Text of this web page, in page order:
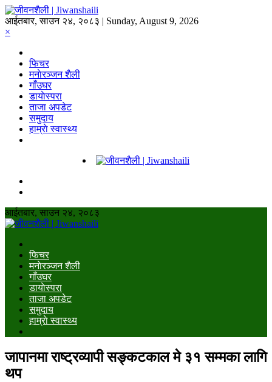
आईतबार, साउन २४, २०८३ | Sunday, August 9, 2026
×
फिचर
मनाेरञ्जन शैली
गाँउघर
डायाेस्परा
ताजा अपडेट
समुदाय
हाम्राे स्वास्थ्य
आईतबार, साउन २४, २०८३
फिचर
मनाेरञ्जन शैली
गाँउघर
डायाेस्परा
ताजा अपडेट
समुदाय
हाम्राे स्वास्थ्य
जापानमा राष्ट्रव्यापी सङ्कटकाल मे ३१ सम्मका लागि
थप